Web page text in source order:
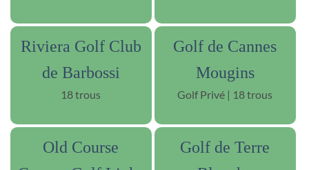
Riviera Golf Club
de Barbossi
18 trous
Golf de Cannes
Mougins
Golf Privé | 18 trous
Old Course
Golf de Terre